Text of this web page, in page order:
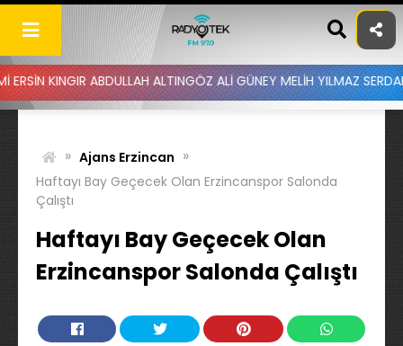
Skip
content
ABDULLAH ALTINGÖZ ALİ GÜNEY MELİH YILMAZ SERDAR AYDIN
» Ajans Erzincan »
Haftayı Bay Geçecek Olan Erzincanspor Salonda
Çalıştı
Haftayı Bay Geçecek Olan
Erzincanspor Salonda Çalıştı